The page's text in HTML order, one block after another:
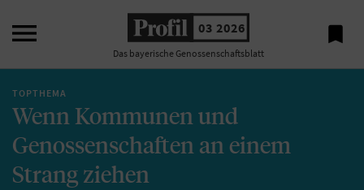
 03 2026
Das bayerische Genossenschaftsblatt

TOPTHEMA
Wenn Kommunen und
Genossenschaften an einem
Strang ziehen